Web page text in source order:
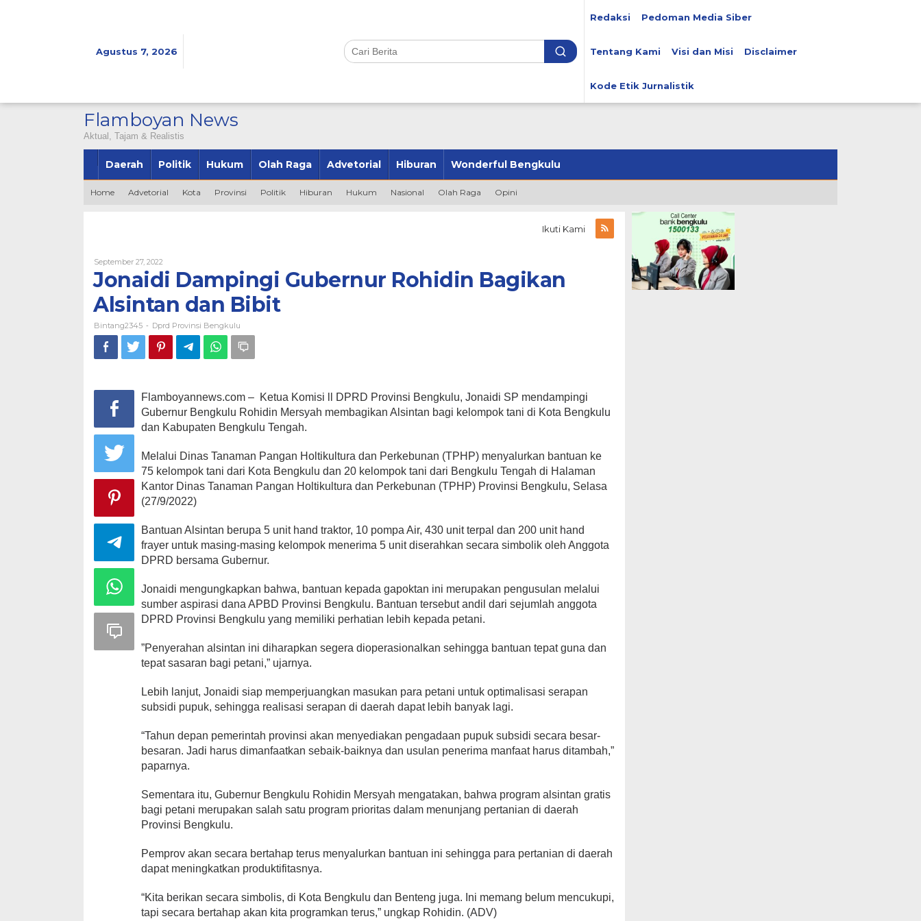
Agustus 7, 2026
Redaksi Pedoman Media Siber
Tentang Kami Visi dan Misi Disclaimer
Kode Etik Jurnalistik
Flamboyan News
Aktual, Tajam & Realistis
Daerah Politik Hukum Olah Raga Advetorial Hiburan Wonderful Bengkulu
Home Advetorial Kota Provinsi Politik Hiburan Hukum Nasional Olah Raga Opini
Ikuti Kami
September 27, 2022
Bintang2345
Jonaidi Dampingi Gubernur Rohidin Bagikan
Alsintan dan Bibit
Bintang2345 - Dprd Provinsi Bengkulu
Flamboyannews.com – Ketua Komisi ll DPRD Provinsi Bengkulu, Jonaidi SP mendampingi
Gubernur Bengkulu Rohidin Mersyah membagikan Alsintan bagi kelompok tani di Kota Bengkulu
dan Kabupaten Bengkulu Tengah.
Melalui Dinas Tanaman Pangan Holtikultura dan Perkebunan (TPHP) menyalurkan bantuan ke
75 kelompok tani dari Kota Bengkulu dan 20 kelompok tani dari Bengkulu Tengah di Halaman
Kantor Dinas Tanaman Pangan Holtikultura dan Perkebunan (TPHP) Provinsi Bengkulu, Selasa
(27/9/2022)
Bantuan Alsintan berupa 5 unit hand traktor, 10 pompa Air, 430 unit terpal dan 200 unit hand
frayer untuk masing-masing kelompok menerima 5 unit diserahkan secara simbolik oleh Anggota
DPRD bersama Gubernur.
Jonaidi mengungkapkan bahwa, bantuan kepada gapoktan ini merupakan pengusulan melalui
sumber aspirasi dana APBD Provinsi Bengkulu. Bantuan tersebut andil dari sejumlah anggota
DPRD Provinsi Bengkulu yang memiliki perhatian lebih kepada petani.
”Penyerahan alsintan ini diharapkan segera dioperasionalkan sehingga bantuan tepat guna dan
tepat sasaran bagi petani,” ujarnya.
Lebih lanjut, Jonaidi siap memperjuangkan masukan para petani untuk optimalisasi serapan
subsidi pupuk, sehingga realisasi serapan di daerah dapat lebih banyak lagi.
“Tahun depan pemerintah provinsi akan menyediakan pengadaan pupuk subsidi secara besar-
besaran. Jadi harus dimanfaatkan sebaik-baiknya dan usulan penerima manfaat harus ditambah,”
paparnya.
Sementara itu, Gubernur Bengkulu Rohidin Mersyah mengatakan, bahwa program alsintan gratis
bagi petani merupakan salah satu program prioritas dalam menunjang pertanian di daerah
Provinsi Bengkulu.
Pemprov akan secara bertahap terus menyalurkan bantuan ini sehingga para pertanian di daerah
dapat meningkatkan produktifitasnya.
“Kita berikan secara simbolis, di Kota Bengkulu dan Benteng juga. Ini memang belum mencukupi,
tapi secara bertahap akan kita programkan terus,” ungkap Rohidin. (ADV)